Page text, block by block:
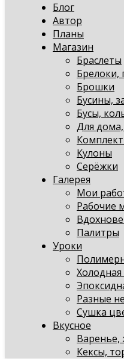
Блог
Автор
Планы
Магазин
Браслеты
Брелоки,
Брошки
Бусины,
Бусы,
Для
Кулоны
Серёжки
Галерея
Мои
Рабочие
Палитры
Уроки
Разные
Сушка
Вкусное
Варенье,
Кексы,